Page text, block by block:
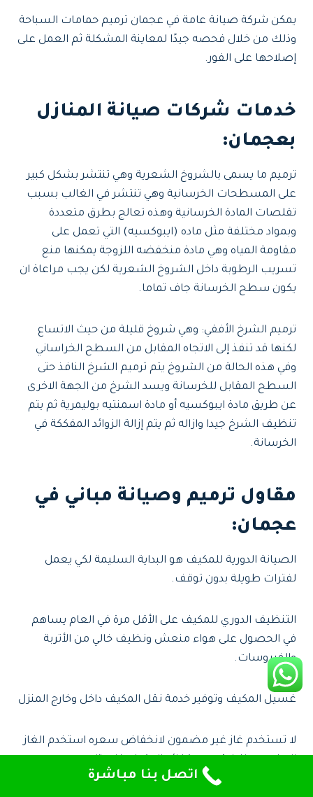
يمكن شركة صيانة عامة في عجمان ترميم حمامات السباحة
وذلك من خلال فحصه جيدًا لمعاينة المشكلة ثم العمل على
إصلاحها على الفور.
خدمات شركات صيانة المنازل
بعجمان:
ترميم ما يسمى بالشروخ الشعرية وهي تنتشر بشكل كبير
على المسطحات الخرسانية وهي تنتشر في الغالب بسبب
تقلصات المادة الخرسانية وهذه تعالج بطرق متعددة
وبمواد مختلفة مثل ماده (ايبوكسيه) التي تعمل على
مقاومة المياه وهي مادة منخفضه اللزوجة يمكنها منع
تسريب الرطوبة داخل الشروخ الشعرية لكن يجب مراعاة ان
يكون سطح الخرسانة جاف تماما.
ترميم الشرخ الأفقي: وهي شروخ قليلة من حيث الاتساع
لكنها قد تنفذ إلى الاتجاه المقابل من السطح الخراساني
وفي هذه الحالة من الشروخ يتم ترميم الشرخ النافذ حتى
السطح المقابل للخرسانة ويسد الشرخ من الجهة الاخرى
عن طريق مادة ايبوكسيه أو مادة اسمنتيه بوليمرية ثم يتم
تنظيف الشرخ جيدا وازاله ثم يتم إزالة الزوائد المفككة في
الخرسانة.
مقاول ترميم وصيانة مباني في
عجمان:
الصيانة الدورية للمكيف هو البداية السليمة لكي يعمل
لفترات طويلة بدون توقف.
التنظيف الدوري للمكيف على الأقل مرة في العام يساهم
في الحصول على هواء منعش ونظيف خالي من الأتربة
والفيروسات.
غسيل المكيف وتوفير خدمة نقل المكيف داخل وخارج المنزل
لا تستخدم غاز غير مضمون لانخفاض سعره استخدم الغاز
اتصل بنا مباشرة